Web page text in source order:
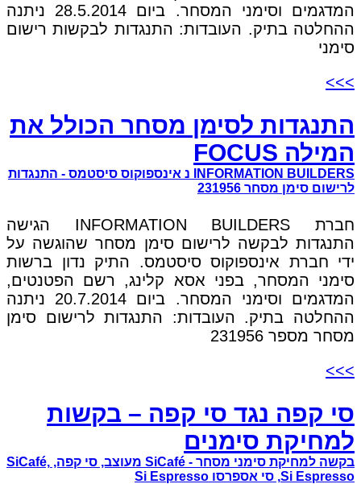
המדגמים וסימני המסחר. ביום 28.5.2014 ניתנה
ההחלטה בתיק. העובדות: התנגדות לבקשות רישום
סימני
>>>
התנגדות לסימן מסחר הכולל את
המילה FOCUS
INFORMATION BUILDERS נ אינספוקוס סיסטמס - התנגדות
לרישום סימן מסחר 231956
חברת INFORMATION BUILDERS הגישה
התנגדות לבקשה לרישום סימן מסחר שהוגשה על
ידי חברת אינספוקוס סיסטמס. התיק נדון ברשות
סימני המסחר, בפני אסא קלינג, רשם הפטנטים,
המדגמים וסימני המסחר. ביום 20.7.2014 ניתנה
ההחלטה בתיק. העובדות: התנגדות לרישום סימן
מסחר מספר 231956
>>>
סי קפה נגד סי קפה – בקשות
למחיקת סימנים
בקשה למחיקת סימני מסחר - SiCafé מעוצב, סי קפה, SiCafé,
Si Espresso, סי אספרסו Si Espresso